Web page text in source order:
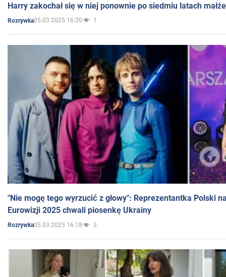
Harry zakochał się w niej ponownie po siedmiu latach
Rozrywka05.03.2025 16:20 1
"Nie mogę tego wyrzucić z głowy": Reprezentantka Polski
Eurowizji 2025 chwali piosenkę Ukrainy
Rozrywka05.03.2025 16:18 3